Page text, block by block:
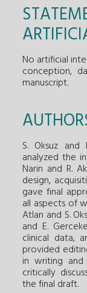
No artificial
conception,
manuscript.
S. Oksuz
analyzed the
Narin and R.
design,
gave final
all aspects of
Atlan and S.
and E.
clinical data,
provided
in writing
critically
the final draft.